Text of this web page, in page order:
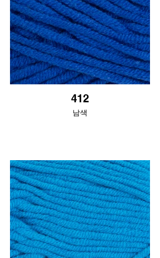
412
남색